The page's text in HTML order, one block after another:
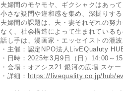
夫婦間のモヤモヤ、ギクシャクはあっ
小さな疑問や違和感を集め、深掘りする
夫婦間の課題は、夫・妻それぞれの努
なく、社会構造によって生まれているも
話し手は、漫画家・エッセイストの瀧波
・主催：認定NPO法人LivEQualuty
・日時：2025年3月9日（日）14:00～
・会場：オアシス21 銀河の広場 スケ
・詳細： https://livequality.co.jp/hub/